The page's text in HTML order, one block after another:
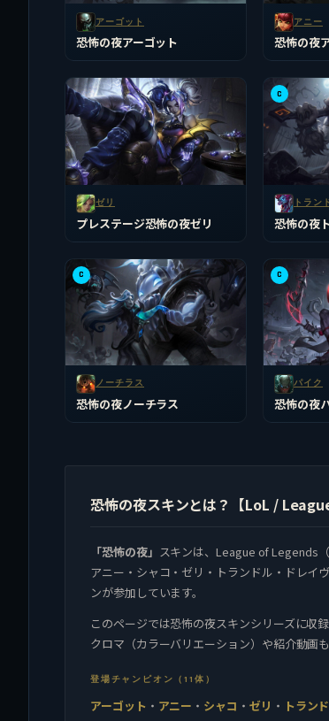
アーゴット
恐怖の夜アーゴット
アニー
恐怖の夜
ゼリ
プレステージ恐怖の夜ゼリ
C
トラン
恐怖の夜
C
ノーチラス
恐怖の夜ノーチラス
C
パイク
恐怖の夜
恐怖の夜スキンとは？【LoL /
「恐怖の夜」 スキンは、League of Legends
アニー・シャコ・ゼリ・トランドル・ドレイ
ンが参加しています。
このページでは恐怖の夜スキンシリーズに収
クロマ（カラーバリエーション）や紹介動画も
登場チャンピオン（11体）
アーゴット ・ アニー ・ シャコ ・ ゼリ ・ トラン